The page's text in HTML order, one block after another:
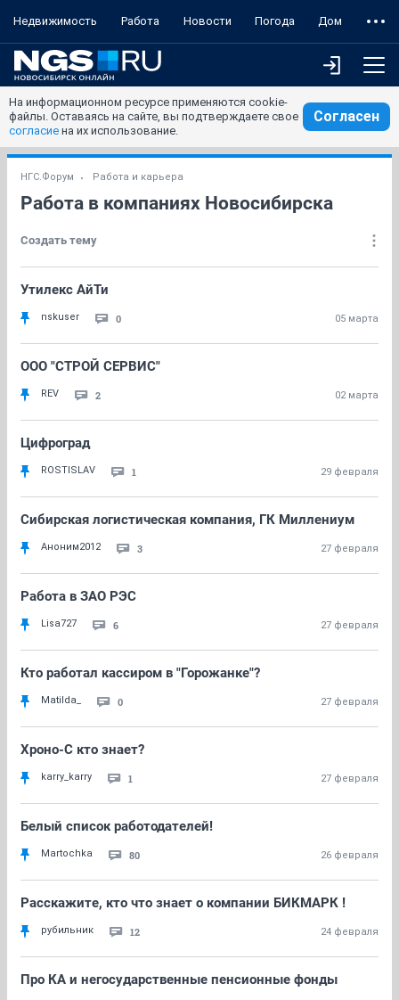
Недвижимость Работа Новости Погода Дом
На информационном ресурсе применяются cookie-
файлы. Оставаясь на сайте, вы подтверждаете свое
согласие на их использование.
Согласен
НГС.Форум Работа и карьера
Работа в компаниях Новосибирска
Создать тему
Утилекс АйТи
nskuser 0 05 марта
OOO "СТРОЙ СЕРВИС"
REV 2 02 марта
Цифроград
ROSTISLAV 1 29 февраля
Сибирская логистическая компания, ГК Миллениум
Аноним2012 3 27 февраля
Работа в ЗАО РЭС
Lisa727 6 27 февраля
Кто работал кассиром в "Горожанке"?
Matilda_ 0 27 февраля
Хроно-С кто знает?
karry_karry 1 27 февраля
Белый список работодателей!
Martochka 80 26 февраля
Расскажите, кто что знает о компании БИКМАРК !
рубильник 12 24 февраля
Про КА и негосударственные пенсионные фонды